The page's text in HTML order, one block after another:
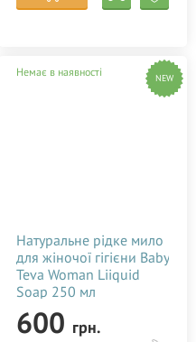
Немає в наявності NEW
Натуральне рідке мило
для жіночої гігієни Baby
Teva Woman Liiquid
Soap 250 мл
600 грн.